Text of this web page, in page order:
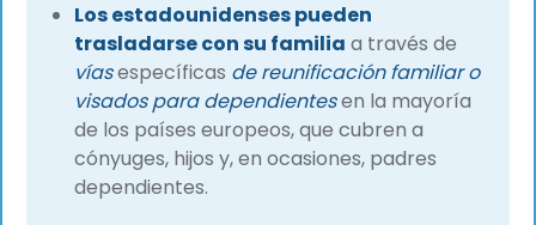
Los estadounidenses pueden
trasladarse con su familia a través de
víasespecíficas de reunificación familiar o
visados para dependientesen la mayoría
de los países europeos, que cubren a
cónyuges, hijos y, en ocasiones, padres
dependientes.